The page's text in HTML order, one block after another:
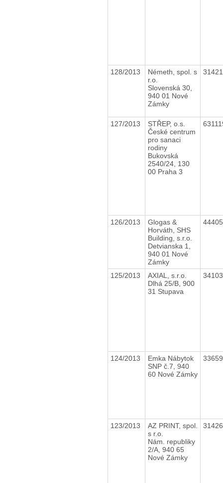
128/2013
Németh, spol. s
r.o.
Slovenská 30,
940 01 Nové
Zámky
127/2013
STŘEP, o.s.
České centrum
pro sanaci
rodiny
Bukovská
2540/24, 130
00 Praha 3
126/2013
Glogas &
Horváth, SHS
Building, s.r.o.
Detvianska 1,
940 01 Nové
Zámky
125/2013
AXIAL, s.r.o.
Dlhá 25/B, 900
31 Stupava
124/2013
Emka Nábytok
SNP č.7, 940
60 Nové Zámky
123/2013
AZ PRINT, spol.
s r.o.
Nám. republiky
2/A, 940 65
Nové Zámky